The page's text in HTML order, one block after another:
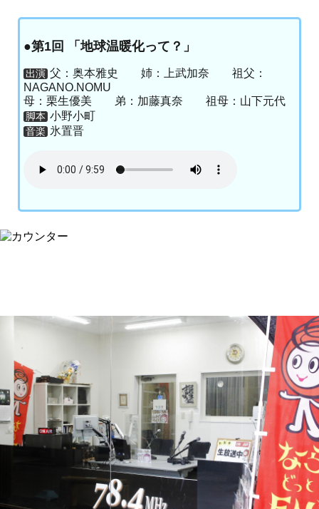
●第1回 「地球温暖化って？」
出演 父：奥本雅史 姉：上武加奈 祖父：
NAGANO.NOMU
母：栗生優美 弟：加藤真奈 祖母：山下元代
脚本 小野小町
音楽 氷置晋